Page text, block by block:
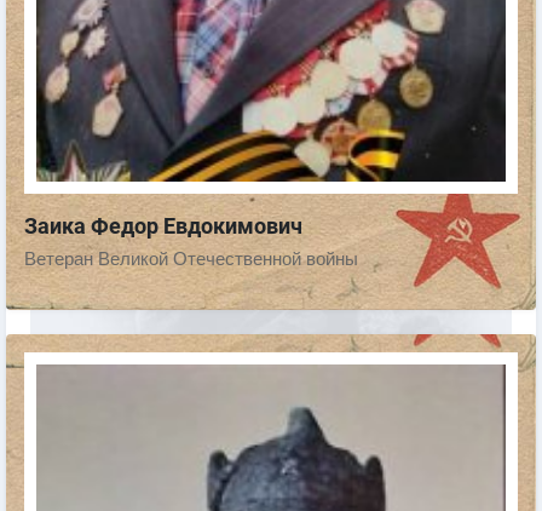
Заика Федор Евдокимович
Ветеран Великой Отечественной войны